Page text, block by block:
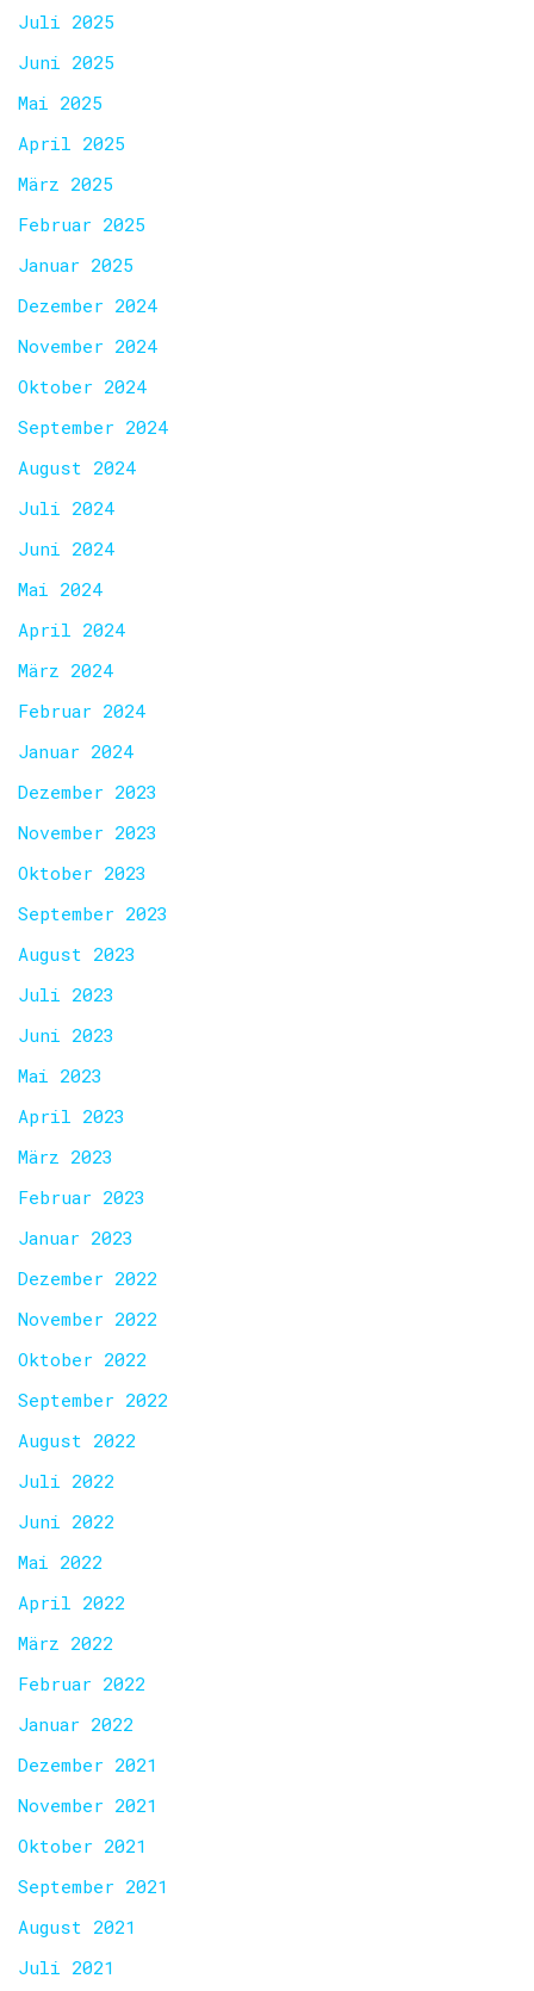
Juli 2025
Juni 2025
Mai 2025
April 2025
März 2025
Februar 2025
Januar 2025
Dezember 2024
November 2024
Oktober 2024
September 2024
August 2024
Juli 2024
Juni 2024
Mai 2024
April 2024
März 2024
Februar 2024
Januar 2024
Dezember 2023
November 2023
Oktober 2023
September 2023
August 2023
Juli 2023
Juni 2023
Mai 2023
April 2023
März 2023
Februar 2023
Januar 2023
Dezember 2022
November 2022
Oktober 2022
September 2022
August 2022
Juli 2022
Juni 2022
Mai 2022
April 2022
März 2022
Februar 2022
Januar 2022
Dezember 2021
November 2021
Oktober 2021
September 2021
August 2021
Juli 2021